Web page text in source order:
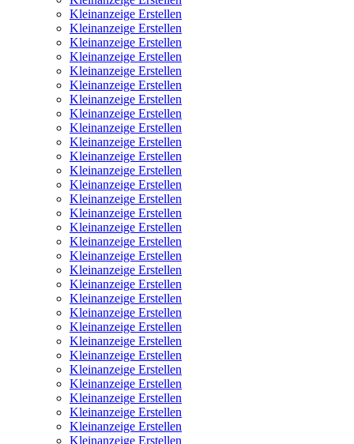
Kleinanzeige Erstellen
Kleinanzeige Erstellen
Kleinanzeige Erstellen
Kleinanzeige Erstellen
Kleinanzeige Erstellen
Kleinanzeige Erstellen
Kleinanzeige Erstellen
Kleinanzeige Erstellen
Kleinanzeige Erstellen
Kleinanzeige Erstellen
Kleinanzeige Erstellen
Kleinanzeige Erstellen
Kleinanzeige Erstellen
Kleinanzeige Erstellen
Kleinanzeige Erstellen
Kleinanzeige Erstellen
Kleinanzeige Erstellen
Kleinanzeige Erstellen
Kleinanzeige Erstellen
Kleinanzeige Erstellen
Kleinanzeige Erstellen
Kleinanzeige Erstellen
Kleinanzeige Erstellen
Kleinanzeige Erstellen
Kleinanzeige Erstellen
Kleinanzeige Erstellen
Kleinanzeige Erstellen
Kleinanzeige Erstellen
Kleinanzeige Erstellen
Kleinanzeige Erstellen
Kleinanzeige Erstellen